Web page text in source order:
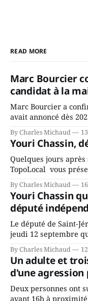
READ MORE
Marc Bourcier
candidat à la
Marc Bourcier a
avait annoncé dès
fait l’annonce en
rassemblés en
By Charles Michaud
Youri Chassin,
Quelques jours
TopoLocal vous
depuis longtemps?
ans? Joindrait-il un
conservateurs d’Éric
By Charles Michaud
Youri Chassin
député
Le député de Saint-
jeudi 12 septembre
gouvernement de la
juge chronique, à
By Charles Michaud
Un adulte et
d'une agression
Deux personnes ont
avant 16h à